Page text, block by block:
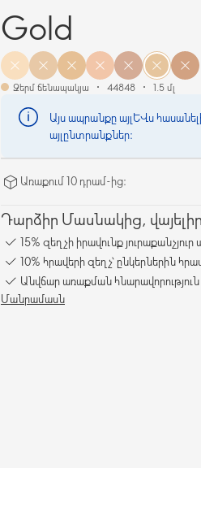
Gold
Ջերմ ճենապակյա 44848 1.5 մլ
Այս ապրանքը այլևս
այլընտրանքներ։
Առաքում 10 դրամ-ից։
Դարձիր Մասնակից, վայելիր
15% զեղչի իրավունք
10% հրավերի զեղչ՝ ընկերներին
Անվճար առաքման հնարավորություն
Մանրամասն